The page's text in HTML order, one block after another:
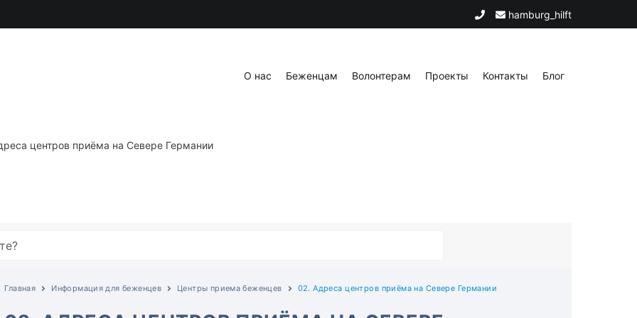
hamburg_hilft
О нас Беженцам Волонтерам Проекты Контакты Блог
центров приёма на Севере Германии
Главная Информация для беженцев Центры приема беженцев 02. Адреса центров приёма на Севере Германии